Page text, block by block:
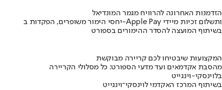
הזדמנות האחרונה להרוויח מגמר המונדיאל
יחסי הימור משופרים, הפקדות ב-Apple Pay ותשלום זכיות מיידי
בשיתוף המועצה להסדר ההימורים בספורט
המקצועות שיבטיחו לכם קריירה מבוקשת
מהסבת אקדמאים ועד מדעי הספורט: כל מסלולי הקריירה
בלוינסקי-וינגייט
בשיתוף המרכז האקדמי לוינסקי־וינגייט